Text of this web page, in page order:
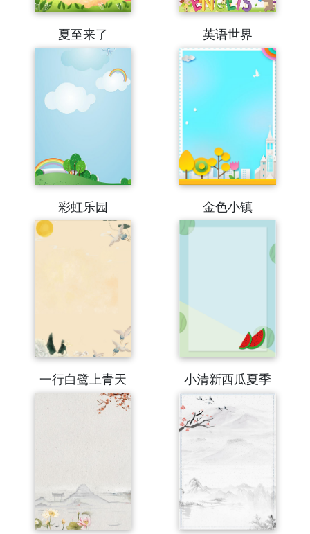
夏至来了 英语世界
彩虹乐园 金色小镇
一行白鹭上青天 小清新西瓜夏季